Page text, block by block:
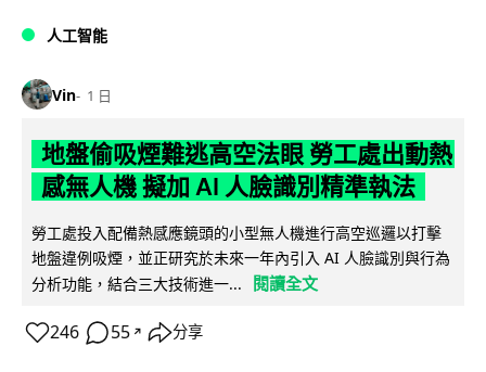
人工智能
Vin 1 日
地盤偷吸煙難逃高空法眼 勞工處出動熱
感無人機 擬加 AI 人臉識別精準執法
勞工處投入配備熱感應鏡頭的小型無人機進行高空巡邏以打擊
地盤違例吸煙，並正研究於未來一年內引入 AI 人臉識別與行為
分析功能，結合三大技術進一...
閱讀全文
246 55 ↗ 分享